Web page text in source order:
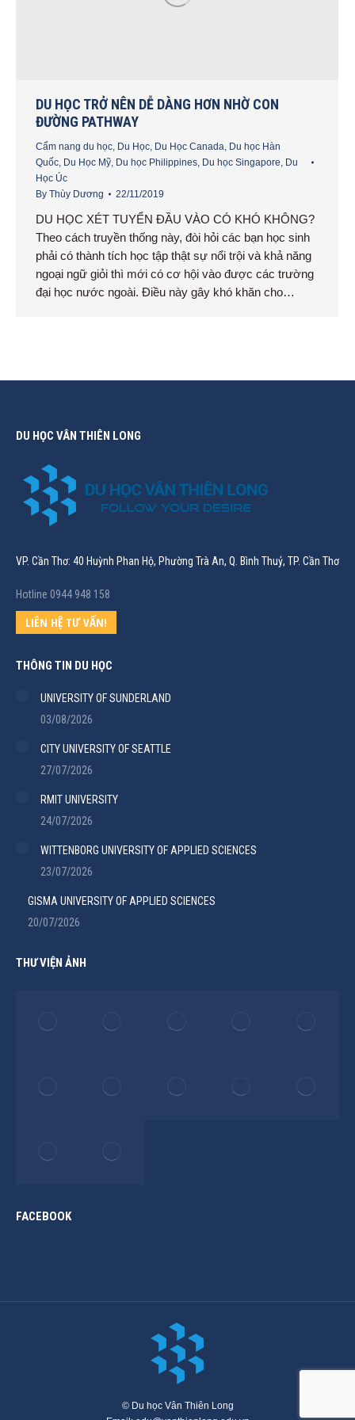
DU HỌC TRỞ NÊN DỄ DÀNG HƠN NHỜ CON
ĐƯỜNG PATHWAY
Cẩm nang du học, Du Học, Du Học Canada, Du học Hàn
Quốc, Du Học Mỹ, Du học Philippines, Du học Singapore, Du
Học Úc
By Thùy Dương 22/11/2019
DU HỌC XÉT TUYỂN ĐẦU VÀO CÓ KHÓ KHÔNG?
Theo cách truyền thống này, đòi hỏi các bạn học sinh
phải có thành tích học tập thật sự nổi trội và khả năng
ngoại ngữ giỏi thì mới có cơ hội vào được các trường
đại học nước ngoài. Điều này gây khó khăn cho…
DU HỌC VÂN THIÊN LONG
VP. Cần Thơ: 40 Huỳnh Phan Hộ, Phường Trà An, Q. Bình Thuỷ, TP. Cần Thơ
Hotline 0944 948 158
LIÊN HỆ TƯ VẤN!
THÔNG TIN DU HỌC
UNIVERSITY OF SUNDERLAND
03/08/2026
CITY UNIVERSITY OF SEATTLE
27/07/2026
RMIT UNIVERSITY
24/07/2026
WITTENBORG UNIVERSITY OF APPLIED SCIENCES
23/07/2026
GISMA UNIVERSITY OF APPLIED SCIENCES
20/07/2026
THƯ VIỆN ẢNH
FACEBOOK
© Du học Vân Thiên Long